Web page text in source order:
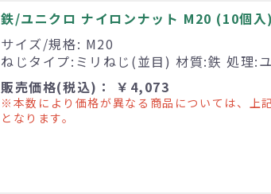
鉄/ユニクロ ナイロンナット M20 (10個入)
サイズ/規格: M20
ねじタイプ:ミリねじ(並目) 材質:鉄 処理:
販売価格(税込)： ￥4,073
※本数により価格が異なる商品については、上
となります。